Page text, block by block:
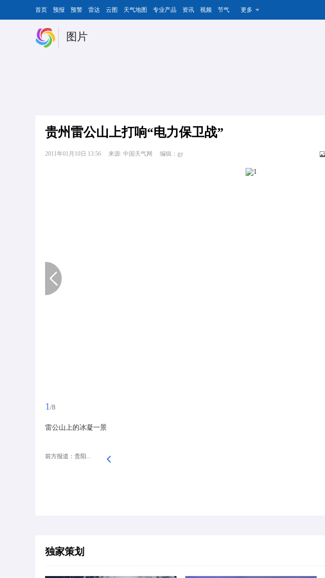
首页 预报 预警 雷达 云图 天气地图 专业产品 资讯 视频 节气 更多
图片
贵州雷公山上打响“电力保卫战”
2011年01月10日 13:56 来源: 中国天气网 编辑：gy
1 /8
雷公山上的冰凝一景
前方报道：贵阳...
独家策划